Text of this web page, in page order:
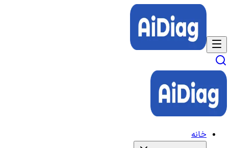
خانه